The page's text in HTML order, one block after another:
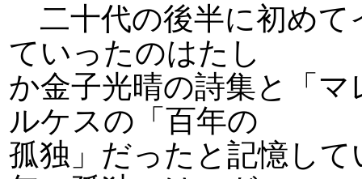
二十代の後半に初めて
ていったのはたし
か金子光晴の詩集と「
ルケスの「百年の
孤独」だったと記憶し